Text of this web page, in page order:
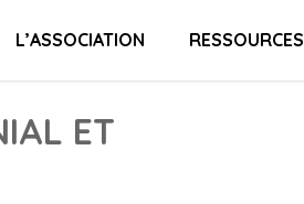
L’ASSOCIATION RESSOURCES
ET